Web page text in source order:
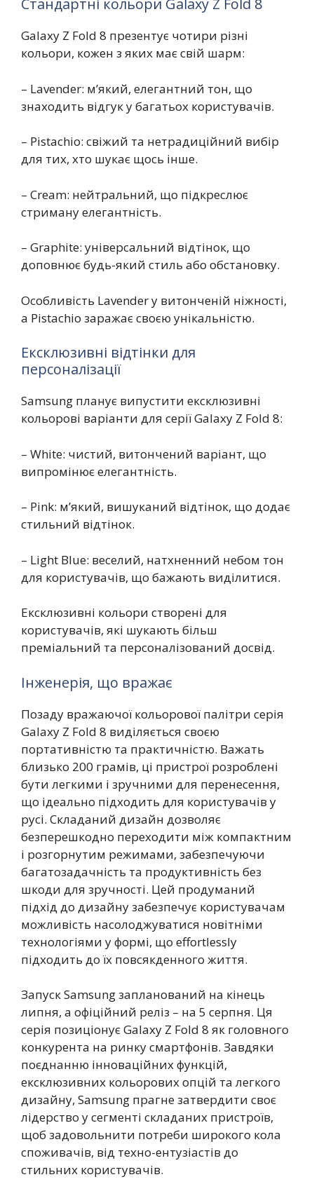
Стандартні кольори Galaxy Z Fold 8
Galaxy Z Fold 8 презентує чотири різні
кольори, кожен з яких має свій шарм:
– Lavender: м’який, елегантний тон, що
знаходить відгук у багатьох користувачів.
– Pistachio: свіжий та нетрадиційний вибір
для тих, хто шукає щось інше.
– Cream: нейтральний, що підкреслює
стриману елегантність.
– Graphite: універсальний відтінок, що
доповнює будь-який стиль або обстановку.
Особливість Lavender у витонченій ніжності,
а Pistachio заражає своєю унікальністю.
Ексклюзивні відтінки для
персоналізації
Samsung планує випустити ексклюзивні
кольорові варіанти для серії Galaxy Z Fold 8:
– White: чистий, витончений варіант, що
випромінює елегантність.
– Pink: м’який, вишуканий відтінок, що додає
стильний відтінок.
– Light Blue: веселий, натхненний небом тон
для користувачів, що бажають виділитися.
Ексклюзивні кольори створені для
користувачів, які шукають більш
преміальний та персоналізований досвід.
Інженерія, що вражає
Позаду вражаючої кольорової палітри серія
Galaxy Z Fold 8 виділяється своєю
портативністю та практичністю. Важать
близько 200 грамів, ці пристрої розроблені
бути легкими і зручними для перенесення,
що ідеально підходить для користувачів у
русі. Складаний дизайн дозволяє
безперешкодно переходити між компактним
і розгорнутим режимами, забезпечуючи
багатозадачність та продуктивність без
шкоди для зручності. Цей продуманий
підхід до дизайну забезпечує користувачам
можливість насолоджуватися новітніми
технологіями у формі, що effortlessly
підходить до їх повсякденного життя.
Запуск Samsung запланований на кінець
липня, а офіційний реліз – на 5 серпня. Ця
серія позиціонує Galaxy Z Fold 8 як головного
конкурента на ринку смартфонів. Завдяки
поєднанню інноваційних функцій,
ексклюзивних кольорових опцій та легкого
дизайну, Samsung прагне затвердити своє
лідерство у сегменті складаних пристроїв,
щоб задовольнити потреби широкого кола
споживачів, від техно-ентузіастів до
стильних користувачів.